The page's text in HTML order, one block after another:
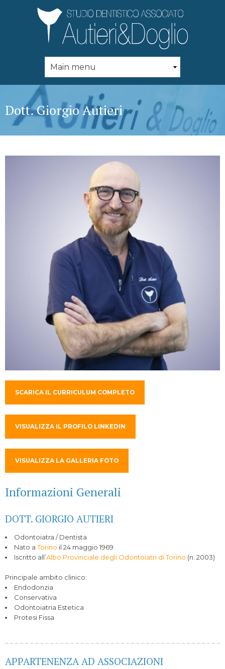
main
content
Dott. Giorgio Autieri
SCARICA IL CURRICULUM COMPLETO
VISUALIZZA IL PROFILO LINKEDIN
VISUALIZZA LA GALLERIA FOTO
Informazioni Generali
DOTT. GIORGIO AUTIERI
Odontoiatra / Dentista
Nato aTorino il 24 maggio 1969
Iscritto all’Albo Provinciale degli Odontoiatri di Torino (n. 2003)
Principale ambito clinico:
Endodonzia
Conservativa
Odontoiatria Estetica
Protesi Fissa
APPARTENENZA AD ASSOCIAZIONI